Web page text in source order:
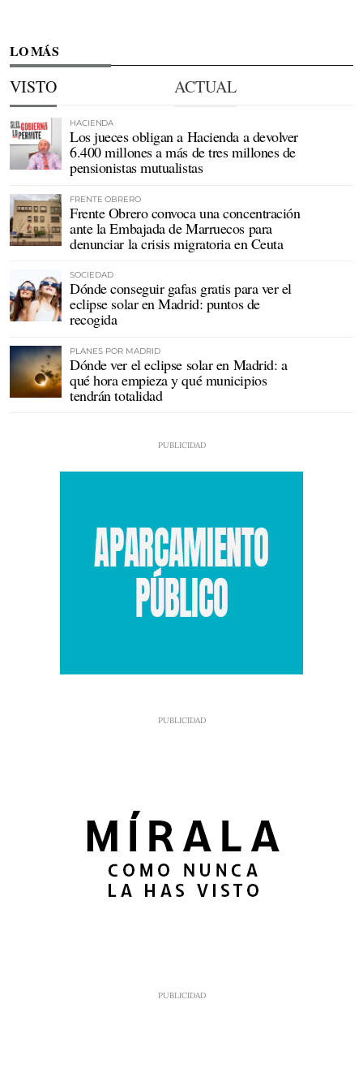
LO MÁS
VISTO ACTUAL
HACIENDA
Los jueces obligan a Hacienda a devolver
6.400 millones a más de tres millones de
pensionistas mutualistas
FRENTE OBRERO
Frente Obrero convoca una concentración
ante la Embajada de Marruecos para
denunciar la crisis migratoria en Ceuta
SOCIEDAD
Dónde conseguir gafas gratis para ver el
eclipse solar en Madrid: puntos de
recogida
PLANES POR MADRID
Dónde ver el eclipse solar en Madrid: a
qué hora empieza y qué municipios
tendrán totalidad